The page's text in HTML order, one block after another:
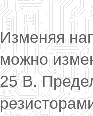
Изменяя
можно
25 В.